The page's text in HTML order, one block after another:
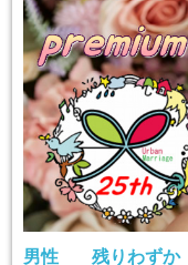
男性 残りわずか